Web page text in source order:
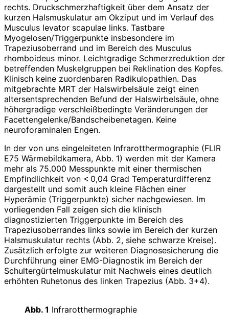
rechts. Druckschmerzhaftigkeit über dem Ansatz der
kurzen Halsmuskulatur am Okziput und im Verlauf des
Musculus levator scapulae links. Tastbare
Myogelosen/Triggerpunkte insbesondere im
Trapeziusoberrand und im Bereich des Musculus
rhomboideus minor. Leichtgradige Schmerzreduktion der
betreffenden Muskelgruppen bei Reklination des Kopfes.
Klinisch keine zuordenbaren Radikulopathien. Das
mitgebrachte MRT der Halswirbelsäule zeigt einen
altersentsprechenden Befund der Halswirbelsäule, ohne
höhergradige verschleißbedingte Veränderungen der
Facettengelenke/Bandscheibenetagen. Keine
neuroforaminalen Engen.
In der von uns eingeleiteten Infrarotthermographie (FLIR
E75 Wärmebildkamera, Abb. 1) werden mit der Kamera
mehr als 75.000 Messpunkte mit einer thermischen
Empfindlichkeit von < 0,04 Grad Temperaturdifferenz
dargestellt und somit auch kleine Flächen einer
Hyperämie (Triggerpunkte) sicher nachgewiesen. Im
vorliegenden Fall zeigen sich die klinisch
diagnostizierten Triggerpunkte im Bereich des
Trapeziusoberrandes links sowie im Bereich der kurzen
Halsmuskulatur rechts (Abb. 2, siehe schwarze Kreise).
Zusätzlich erfolgte zur weiteren Diagnosesicherung die
Durchführung einer EMG-Diagnostik im Bereich der
Schultergürtelmuskulatur mit Nachweis eines deutlich
erhöhten Ruhetonus des linken Trapezius (Abb. 3+4).
Abb. 1 Infrarotthermographie